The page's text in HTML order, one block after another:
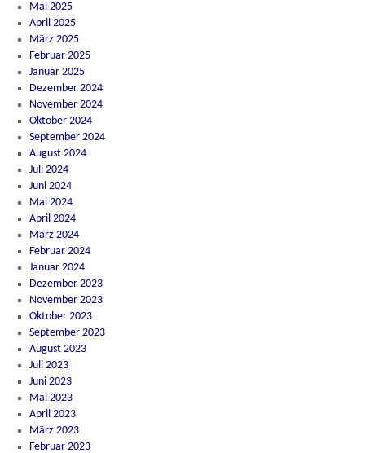
Mai 2025
April 2025
März 2025
Februar 2025
Januar 2025
Dezember 2024
November 2024
Oktober 2024
September 2024
August 2024
Juli 2024
Juni 2024
Mai 2024
April 2024
März 2024
Februar 2024
Januar 2024
Dezember 2023
November 2023
Oktober 2023
September 2023
August 2023
Juli 2023
Juni 2023
Mai 2023
April 2023
März 2023
Februar 2023